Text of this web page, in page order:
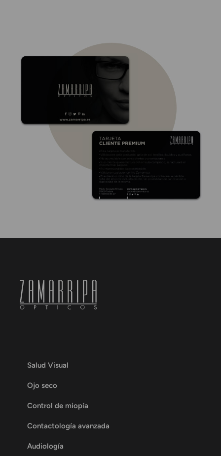
Salud Visual
Ojo seco
Control de miopía
Contactología avanzada
Audiología